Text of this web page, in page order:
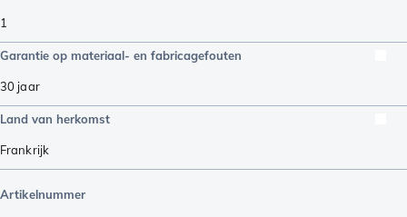
1
Garantie op materiaal- en fabricagefouten
30 jaar
Land van herkomst
Frankrijk
Artikelnummer